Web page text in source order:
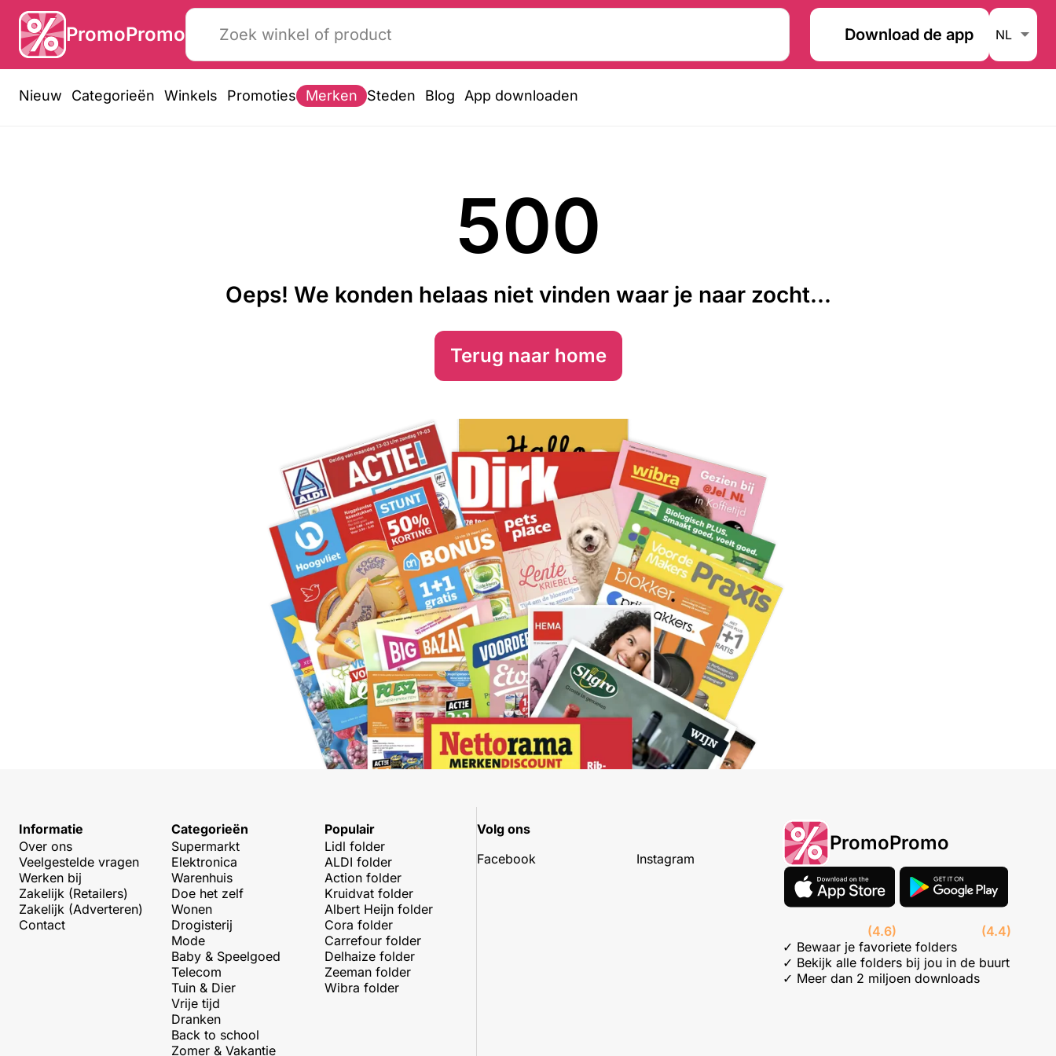
PromoPromo Download de app
Nieuw Categorieën Winkels Promoties Merken Steden Blog App downloaden
500
Oeps! We konden helaas niet vinden waar je naar zocht...
Terug naar home
Informatie
Over ons
Veelgestelde vragen
Werken bij
Zakelijk (Retailers)
Zakelijk (Adverteren)
Contact
Categorieën
Supermarkt
Elektronica
Warenhuis
Doe het zelf
Wonen
Drogisterij
Mode
Baby & Speelgoed
Telecom
Tuin & Dier
Vrije tijd
Dranken
Back to school
Zomer & Vakantie
Populair
Lidl folder
ALDI folder
Action folder
Kruidvat folder
Albert Heijn folder
Cora folder
Carrefour folder
Delhaize folder
Zeeman folder
Wibra folder
Volg ons
Facebook
Instagram
PromoPromo
(4.6)
(4.4)
✓ Bewaar je favoriete folders
✓ Bekijk alle folders bij jou in de buurt
✓ Meer dan 2 miljoen downloads